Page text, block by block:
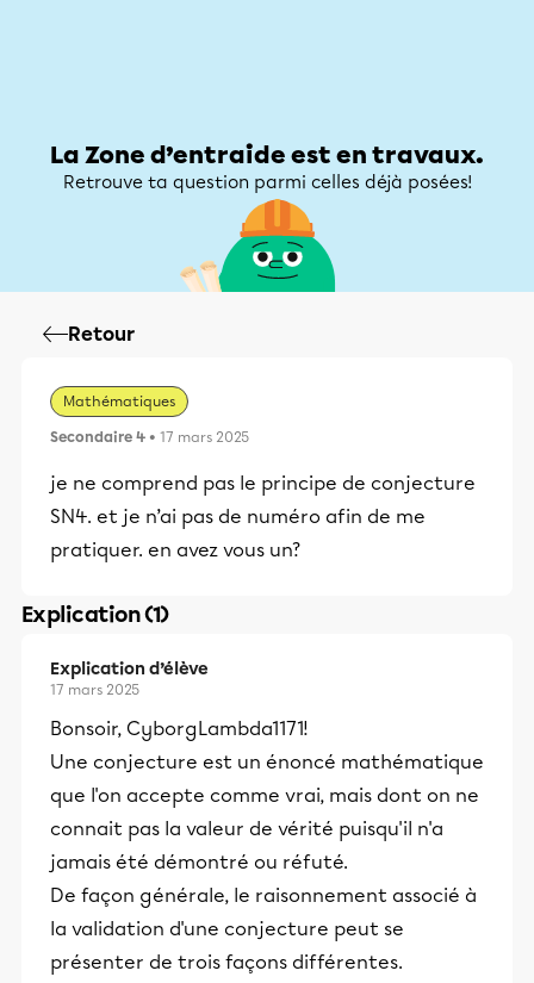
La Zone d’entraide est en travaux.
Retrouve ta question parmi celles déjà posées!
Retour
Mathématiques
Secondaire 4 • 17 mars 2025
je ne comprend pas le principe de conjecture
SN4. et je n’ai pas de numéro afin de me
pratiquer. en avez vous un?
Explication (1)
Explication d’élève
17 mars 2025
Bonsoir, CyborgLambda1171!
Une conjecture est un énoncé mathématique
que l'on accepte comme vrai, mais dont on ne
connait pas la valeur de vérité puisqu'il n'a
jamais été démontré ou réfuté.
De façon générale, le raisonnement associé à
la validation d'une conjecture peut se
présenter de trois façons différentes.